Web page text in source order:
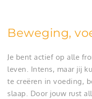
Beweging,
Je bent actief op alle
leven. Intens, maar jij
te creëren in voeding,
slaap. Door jouw rust